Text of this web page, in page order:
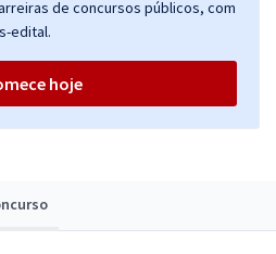
de concursos públicos, com
edital.
hoje